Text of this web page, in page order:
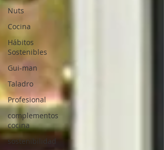
Nuts
Cocina
Hábitos
Sostenibles
Gui-man
Taladro
Profesional
complementos
cocina
sostenibilidad